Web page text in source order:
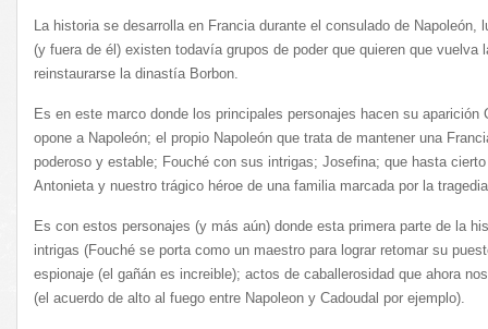
La historia se desarrolla en Francia durante el consulado de Napoleón,
(y fuera de él) existen todavía grupos de poder que quieren que vuelva
reinstaurarse la dinastía Borbon.
Es en este marco donde los principales personajes hacen su aparición
opone a Napoleón; el propio Napoleón que trata de mantener una
poderoso y estable; Fouché con sus intrigas; Josefina; que hasta
Antonieta y nuestro trágico héroe de una familia marcada por la
Es con estos personajes (y más aún) donde esta primera parte de la
intrigas (Fouché se porta como un maestro para lograr retomar su
espionaje (el gañán es increible); actos de caballerosidad que ahora
(el acuerdo de alto al fuego entre Napoleon y Cadoudal por ejemplo).